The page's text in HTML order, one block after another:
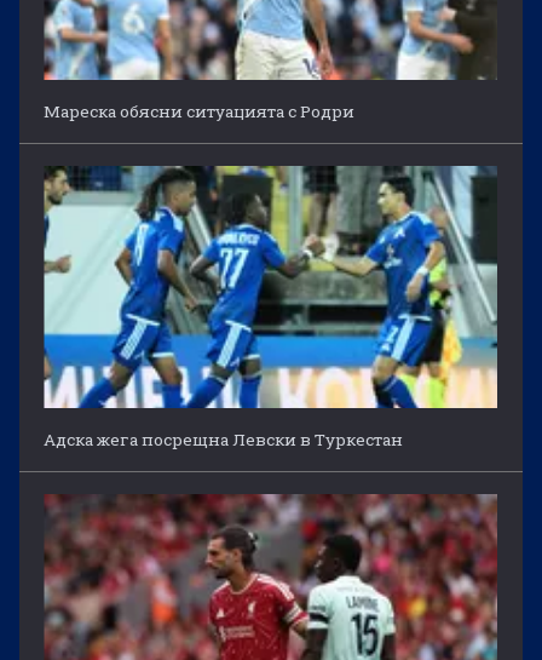
Мареска обясни ситуацията с Родри
Адска жега посрещна Левски в Туркестан